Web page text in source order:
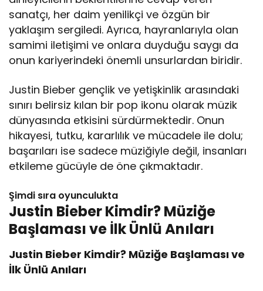
sanatçı, her daim yenilikçi ve özgün bir
yaklaşım sergiledi. Ayrıca, hayranlarıyla olan
samimi iletişimi ve onlara duyduğu saygı da
onun kariyerindeki önemli unsurlardan biridir.
Justin Bieber gençlik ve yetişkinlik arasındaki
sınırı belirsiz kılan bir pop ikonu olarak müzik
dünyasında etkisini sürdürmektedir. Onun
hikayesi, tutku, kararlılık ve mücadele ile dolu;
başarıları ise sadece müziğiyle değil, insanları
etkileme gücüyle de öne çıkmaktadır.
Şimdi sıra oyunculukta
Justin Bieber Kimdir? Müziğe
Başlaması ve İlk Ünlü Anıları
Justin Bieber Kimdir? Müziğe Başlaması ve
İlk Ünlü Anıları